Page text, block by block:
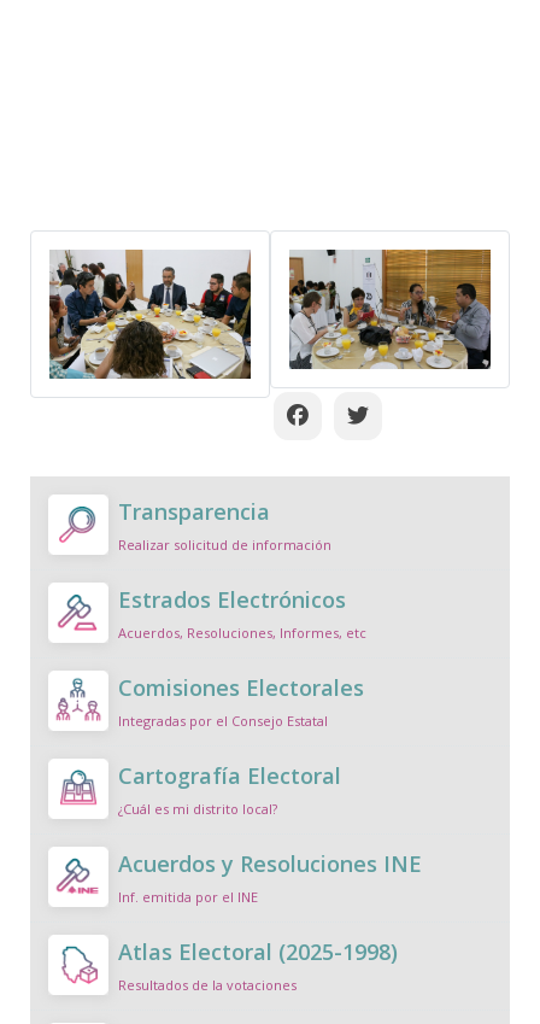
Transparencia
Realizar solicitud de información
Estrados Electrónicos
Acuerdos, Resoluciones, Informes, etc
Comisiones Electorales
Integradas por el Consejo Estatal
Cartografía Electoral
¿Cuál es mi distrito local?
Acuerdos y Resoluciones INE
Inf. emitida por el INE
Atlas Electoral (2025-1998)
Resultados de la votaciones